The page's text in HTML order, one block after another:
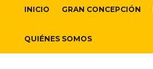
INICIO GRAN CONCEPCIÓN
QUIÉNES SOMOS